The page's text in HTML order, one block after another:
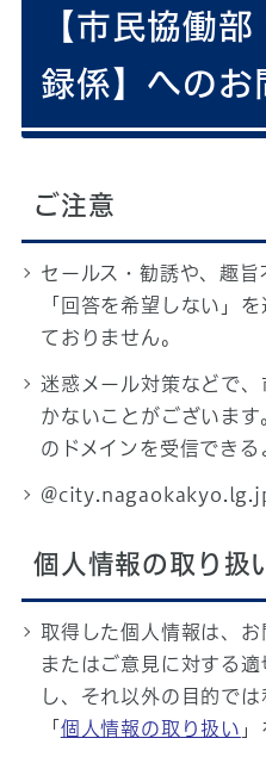
【市民協働
録係】へのお
ご注意
セールス・勧誘や、趣
「回答を希望しない」
ておりません。
迷惑メール対策などで
かないことがございま
のドメインを受信できる
個人情報の取り扱
取得した個人情報は、
またはご意見に対する
し、それ以外の目的で
「 個人情報の取り扱い